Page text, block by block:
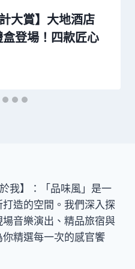
大賞】大地酒店
盒登場！四款匠心
我】：「品味風」是一
造的空間。我們深入探
音樂演出、精品旅宿與
精選每一次的感官饗